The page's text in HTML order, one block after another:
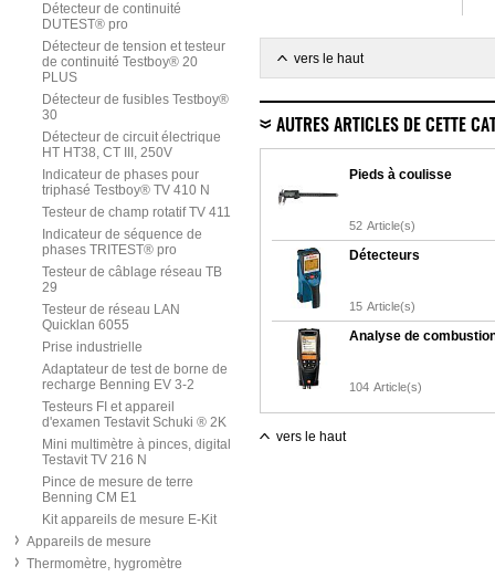
Détecteur de continuité
DUTEST® pro
Détecteur de tension et testeur
de continuité Testboy® 20
PLUS
Détecteur de fusibles Testboy®
30
Détecteur de circuit électrique
HT HT38, CT III, 250V
Indicateur de phases pour
triphasé Testboy® TV 410 N
Testeur de champ rotatif TV 411
Indicateur de séquence de
phases TRITEST® pro
Testeur de câblage réseau TB
29
Testeur de réseau LAN
Quicklan 6055
Prise industrielle
Adaptateur de test de borne de
recharge Benning EV 3-2
Testeurs FI et appareil
d'examen Testavit Schuki ® 2K
Mini multimètre à pinces, digital
Testavit TV 216 N
Pince de mesure de terre
Benning CM E1
Kit appareils de mesure E-Kit
Appareils de mesure
Thermomètre, hygromètre
vers le haut
AUTRES ARTICLES DE CETTE
Pieds à coulisse
52 Article(s)
Détecteurs
15 Article(s)
Analyse de
104 Article(s)
vers le haut